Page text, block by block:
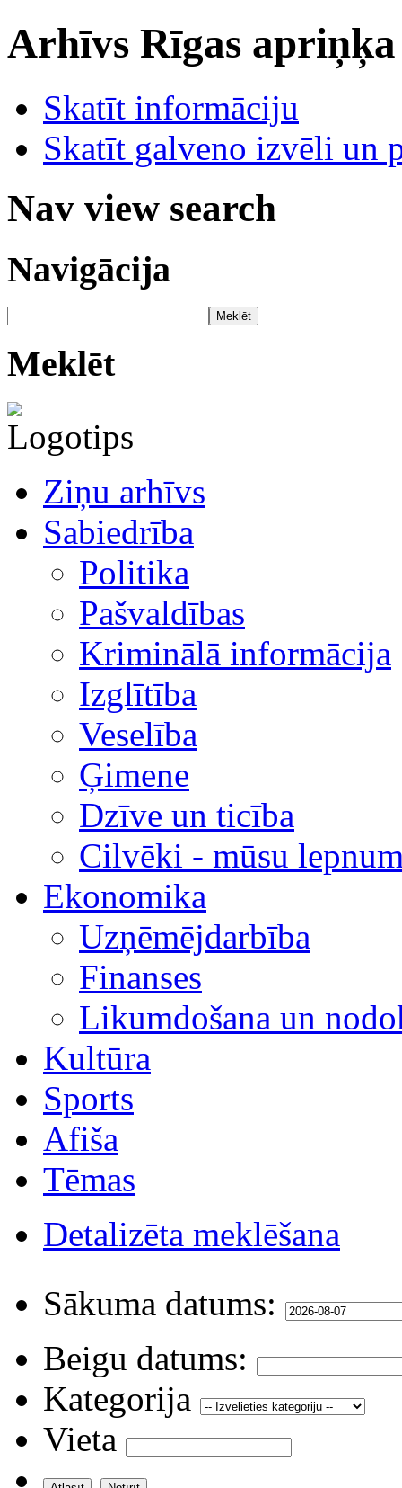
Arhīvs Rīgas
Skatīt informāciju
Skatīt galveno izvēli un
Nav view search
Navigācija
Meklēt
Meklēt
Ziņu arhīvs
Sabiedrība
Politika
Pašvaldības
Kriminālā informācija
Izglītība
Veselība
Ģimene
Dzīve un ticība
Cilvēki - mūsu
Ekonomika
Uzņēmējdarbība
Finanses
Likumdošana un
Kultūra
Sports
Afiša
Tēmas
Detalizēta meklēšana
Sākuma datums:
Beigu datums:
Kategorija
Vieta